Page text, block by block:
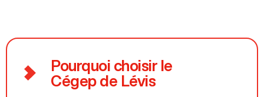
programmes offerts
Pourquoi choisir le
Cégep de Lévis